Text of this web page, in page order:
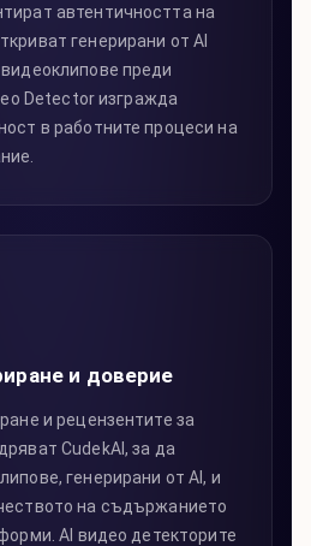
автентичността на
генерирани от AI
преди
Detector изгражда
в работните процеси на
и доверие
и рецензентите за
CudekAI, за да
генерирани от AI, и
на съдържанието
AI видео детекторите